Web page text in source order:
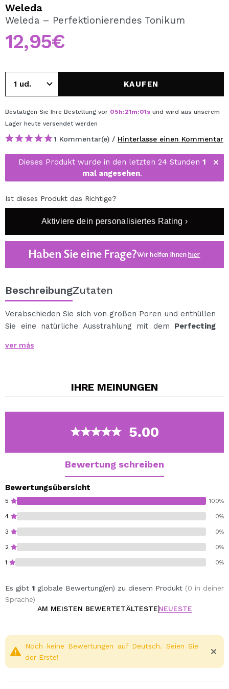
REGISTRIEREN
Durch die Erstellung eines Kontos bei Maquillalia.de
können Sie Ihre Einkäufe schnell tätigen, den Status Ihrer
Weleda
Weleda – Perfektionierendes Tonikum
12,95€
KAUFEN
Bestätigen Sie Ihre Bestellung vor 05h:21m:01s und wird aus unserem
Lager heute versendet werden
1 Kommentar(e) / Hinterlasse einen Kommentar
Dieses Produkt wurde in den letzten 24 Stunden 1
mal angesehen.
Ist dieses Produkt das Richtige?
Aktiviere dein personalisiertes Rating ›
Haben Sie eine Frage?Wir helfen Ihnenhier
BeschreibungZutaten
Verabschieden Sie sich von großen Poren und enthüllen
Sie eine natürliche Ausstrahlung mit dem Perfecting
Inhaltsstoffen wie Salbei und Hamamelis formuliert ist
Erscheinungsbild vergrößerter Poren, während es
von überschüssigem Öl, Schmutz oder Make-up
Die Haut sieht strahlender aus und die Poren werden
ver más
IHRE MEINUNGEN
5.00
Bewertung schreiben
Bewertungsübersicht
5 100%
4 0%
3 0%
2 0%
1 0%
Es gibt 1 globale Bewertung(en) zu diesem Produkt (0 in deiner
Sprache)
AM MEISTEN BEWERTETÄLTESTENEUESTE
Noch keine Bewertungen auf Deutsch. Seien Sie
der Erste!